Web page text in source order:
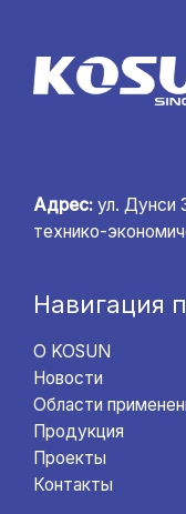
Адрес: ул. Дунси
технико-
Навигация
О KOSUN
Новости
Области
Продукция
Проекты
Контакты